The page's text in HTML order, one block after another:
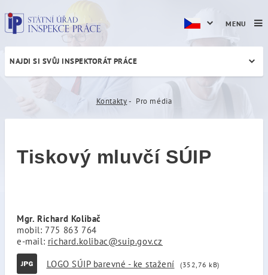
Pro média
NAJDI SI SVŮJ INSPEKTORÁT PRÁCE
Kontakty Pro média
Tiskový mluvčí SÚIP
Mgr. Richard Kolibač
mobil: 775 863 764
e-mail: richard.kolibac@suip.gov.cz
LOGO SÚIP barevné - ke stažení
(352,76 kB)
MENU